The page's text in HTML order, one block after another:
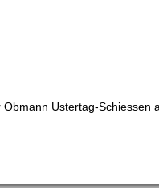
Obmann Ustertag-Schiessen